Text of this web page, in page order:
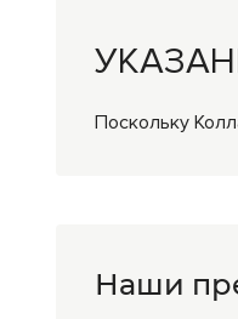
Поскольку
Наши